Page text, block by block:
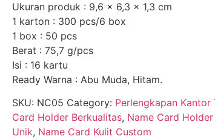
Ukuran produk : 9,6 x 6,3 x 1,3 cm
1 karton : 300 pcs/6 box
1 box : 50 pcs
Berat : 75,7 g/pcs
Isi : 16 kartu
Ready Warna : Abu Muda, Hitam.
SKU: NC05 Category: Perlengkapan Kantor
Card Holder Berkualitas, Name Card
Unik, Name Card Kulit Custom